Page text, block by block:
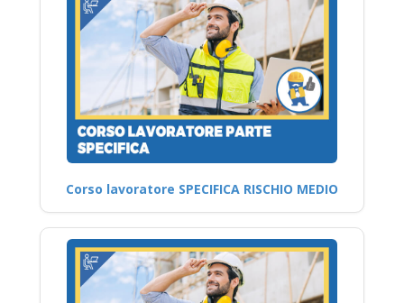
Corso lavoratore SPECIFICA RISCHIO MEDIO